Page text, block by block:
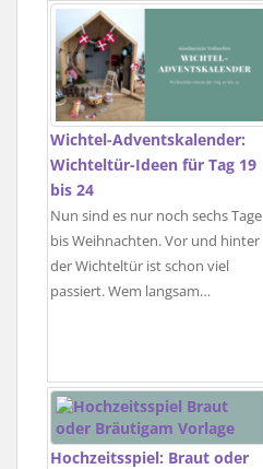
Wichtel-Adventskalender:
Wichteltür-Ideen für Tag 19
bis 24
Nun sind es nur noch sechs Tage
bis Weihnachten. Vor und hinter
der Wichteltür ist schon viel
passiert. Wem langsam…
Hochzeitsspiel: Braut oder